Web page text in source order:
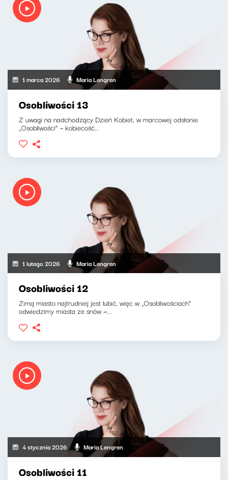
1 marca 2026 Maria Lengren
Osobliwości 13
Z uwagi na nadchodzący Dzień Kobiet, w marcowej odsłonie
„Osobliwości” – kobiecość...
1 lutego 2026 Maria Lengren
Osobliwości 12
Zimą miasto najtrudniej jest lubić, więc w „Osobliwościach”
odwiedzimy miasta ze snów —...
4 stycznia 2026 Maria Lengren
Osobliwości 11